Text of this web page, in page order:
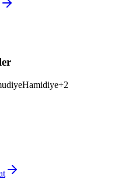
Hamidiye+2